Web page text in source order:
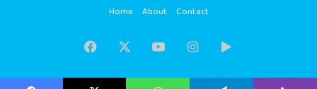
Home
About Contact
Facebook YouTubeInstagramGoogle
Play